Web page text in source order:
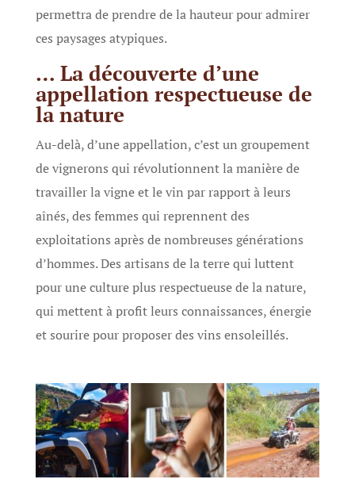
permettra de prendre de la hauteur pour admirer
ces paysages atypiques.
… La découverte d’une
appellation respectueuse de
la nature
Au-delà, d’une appellation, c’est un groupement
de vignerons qui révolutionnent la manière de
travailler la vigne et le vin par rapport à leurs
aînés, des femmes qui reprennent des
exploitations après de nombreuses générations
d’hommes. Des artisans de la terre qui luttent
pour une culture plus respectueuse de la nature,
qui mettent à profit leurs connaissances, énergie
et sourire pour proposer des vins ensoleillés.